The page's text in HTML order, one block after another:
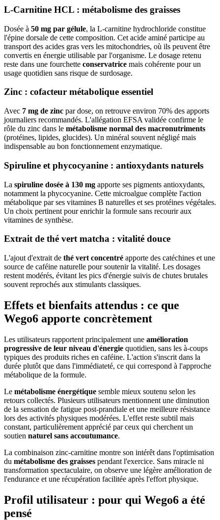
L-Carnitine HCL : métabolisme des graisses
Dosée à 50 mg par gélule, la L-carnitine hydrochloride constitue
l'épine dorsale de cette composition. Cet acide aminé participe au
transport des acides gras vers les mitochondries, où ils peuvent être
convertis en énergie utilisable par l'organisme. Le dosage retenu
reste dans une fourchette conservatrice mais cohérente pour un
usage quotidien sans risque de surdosage.
Zinc : cofacteur métabolique essentiel
Avec 7 mg de zinc par dose, on retrouve environ 70% des apports
journaliers recommandés. L'allégation EFSA validée confirme le
rôle du zinc dans le métabolisme normal des macronutriments
(protéines, lipides, glucides). Un minéral souvent négligé mais
indispensable au bon fonctionnement enzymatique.
Spiruline et phycocyanine : antioxydants naturels
La spiruline dosée à 130 mg apporte ses pigments antioxydants,
notamment la phycocyanine. Cette microalgue complète l'action
métabolique par ses vitamines B naturelles et ses protéines végétales.
Un choix pertinent pour enrichir la formule sans recourir aux
vitamines de synthèse.
Extrait de thé vert matcha : vitalité douce
L'ajout d'extrait de thé vert concentré apporte des catéchines et une
source de caféine naturelle pour soutenir la vitalité. Les dosages
restent modérés, évitant les pics d'énergie suivis de chutes brutales
souvent reprochés aux stimulants classiques.
Effets et bienfaits attendus : ce que
Wego6 apporte concrètement
Les utilisateurs rapportent principalement une amélioration
progressive de leur niveau d'énergie quotidien, sans les à-coups
typiques des produits riches en caféine. L'action s'inscrit dans la
durée plutôt que dans l'immédiateté, ce qui correspond à l'approche
métabolique de la formule.
Le métabolisme énergétique semble mieux soutenu selon les
retours collectés. Plusieurs utilisateurs mentionnent une diminution
de la sensation de fatigue post-prandiale et une meilleure résistance
lors des activités physiques modérées. L'effet reste subtil mais
constant, particulièrement apprécié par ceux qui cherchent un
soutien naturel sans accoutumance.
La combinaison zinc-carnitine montre son intérêt dans l'optimisation
du métabolisme des graisses pendant l'exercice. Sans miracle ni
transformation spectaculaire, on observe une légère amélioration de
l'endurance et une récupération facilitée après l'effort physique.
Profil utilisateur : pour qui Wego6 a été
pensé